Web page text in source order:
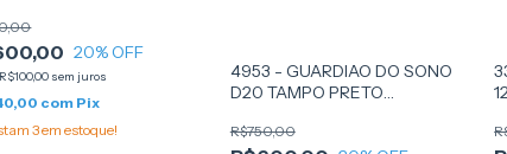
20% OFF
R$100,00 sem juros
com Pix
3em estoque!
4953 - GUARDIAO DO SONO
D20 TAMPO PRETO
GLOBAL FLEX
R$750,00